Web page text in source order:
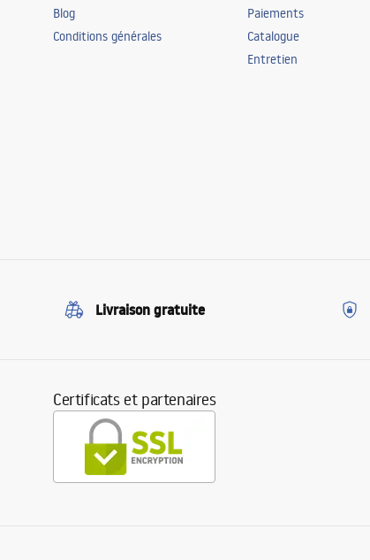
Blog
Conditions générales
Paiements
Catalogue
Entretien
Livraison gratuite
Certificats et partenaires